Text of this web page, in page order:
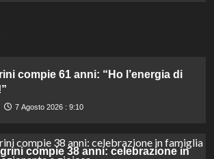
compie 61 anni: “Ho l’energia di
7 Agosto 2026 : 9:10
compie 38 anni: celebrazione in